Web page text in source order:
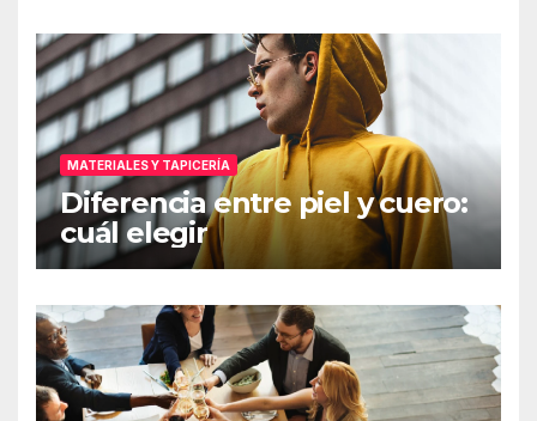
MATERIALES Y TAPICERÍA
Diferencia entre piel y cuero:
cuál elegir